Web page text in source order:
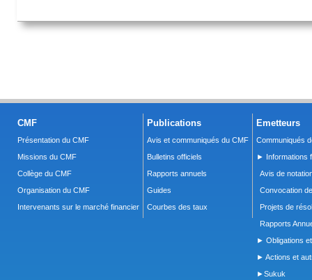
CMF
Présentation du CMF
Missions du CMF
Collège du CMF
Organisation du CMF
Intervenants sur le marché financier
Publications
Avis et communiqués du CMF
Bulletins officiels
Rapports annuels
Guides
Courbes des taux
Emetteurs
Communiqués
► Informations
Avis de
Convocation
Projets de
Rapports
► Obligations
► Actions et
►Sukuk